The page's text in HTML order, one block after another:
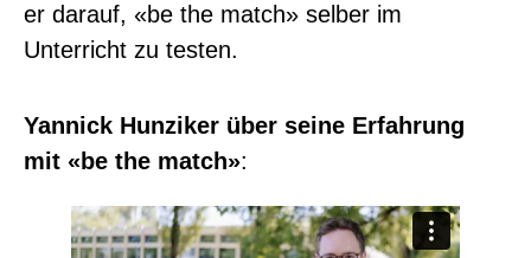
er darauf, «be the match» selber im
Unterricht zu testen.
Yannick Hunziker über seine Erfahrung
mit «be the match»: